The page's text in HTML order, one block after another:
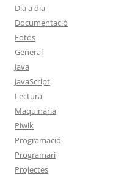
Dia a dia
Documentació
Fotos
General
Java
JavaScript
Lectura
Maquinària
Piwik
Programació
Programari
Projectes